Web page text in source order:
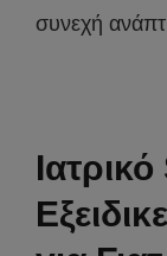
συνεχή